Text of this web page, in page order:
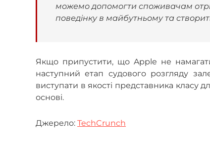
можемо допомогти споживачам
поведінку в майбутньому та
Якщо припустити, що Apple не
наступний етап судового розгляду
виступати в якості представника класу
основі.
Джерело: TechCrunch